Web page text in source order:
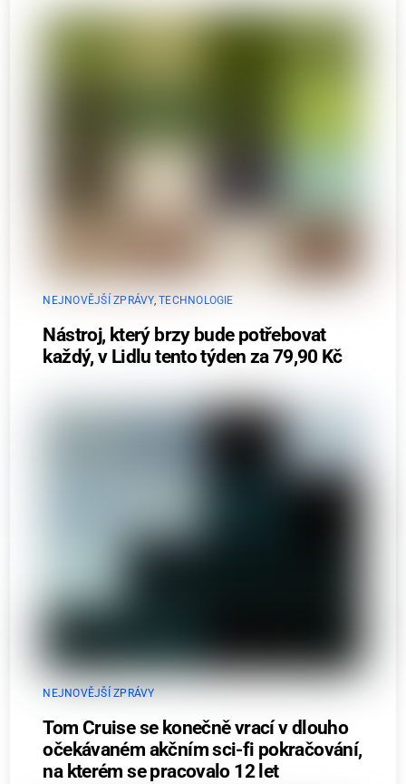
NEJNOVĚJŠÍ ZPRÁVY,TECHNOLOGIE
Nástroj, který brzy bude potřebovat
každý, v Lidlu tento týden za 79,90 Kč
NEJNOVĚJŠÍ ZPRÁVY
Tom Cruise se konečně vrací v dlouho
očekávaném akčním sci-fi pokračování,
na kterém se pracovalo 12 let